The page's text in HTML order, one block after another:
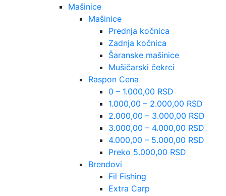
Mašinice
Mašinice
Prednja kočnica
Zadnja kočnica
Šaranske mašinice
Mušičarski čekrci
Raspon Cena
0 – 1.000,00 RSD
1.000,00 – 2.000,00 RSD
2.000,00 – 3.000,00 RSD
3.000,00 – 4.000,00 RSD
4.000,00 – 5.000,00 RSD
Preko 5.000,00 RSD
Brendovi
Fil Fishing
Extra Carp